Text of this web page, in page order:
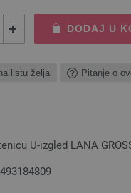
DODAJ U
listu želja Pitanje o
U-izgled LANA